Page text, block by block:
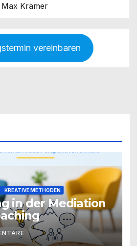
Krämer
vereinbaren
KREATIVE METHODEN
in der Mediation